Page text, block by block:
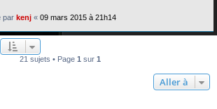
par kenj « 09 mars 2015 à 21h14
21 sujets • Page 1 sur 1
Aller à